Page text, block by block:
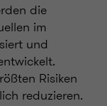
die
im
und
Risiken
reduzieren.